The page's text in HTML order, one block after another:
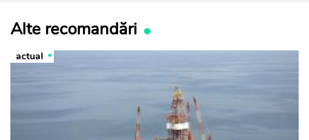
Alte recomandări
actual